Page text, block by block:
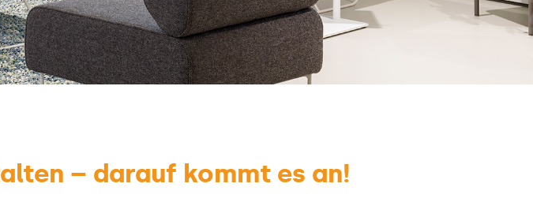
– darauf kommt es an!